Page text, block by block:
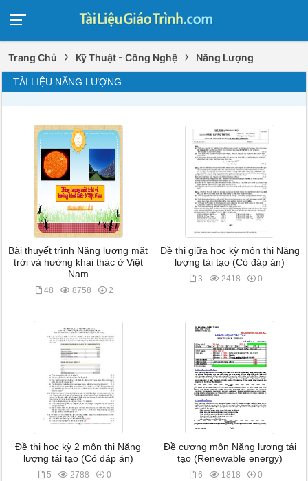
Trang Chủ › Kỹ Thuật - Công Nghệ › Năng Lượng
TÀI LIỆU NĂNG LƯỢNG
Bài thuyết trình Năng lượng mặt
trời và hướng khai thác ở Việt
Nam
48 8758 2
Đề thi giữa học kỳ môn thi Năng
lượng tái tạo (Có đáp án)
3 2418 0
Đề thi học kỳ 2 môn thi Năng
lượng tái tạo (Có đáp án)
5 2788 0
Đề cương môn Năng lượng tái
tạo (Renewable energy)
6 1818 0